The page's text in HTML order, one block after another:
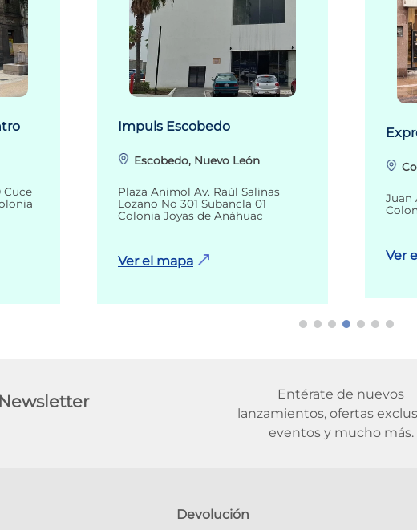
Cuce
Impuls Escobedo
Escobedo, Nuevo León
Plaza Animol Av. Raúl Salinas
Lozano No 301 Subancla 01
Colonia Joyas de Anáhuac
Ver el mapa
Juan
Ver
Newsletter
Entérate de nuevos
lanzamientos, ofertas
eventos y mucho más.
Devolución